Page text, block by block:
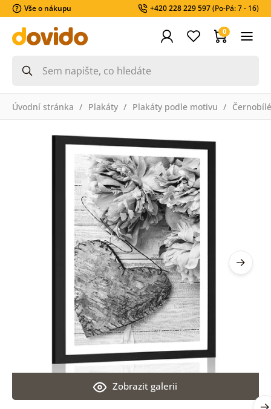
Vše o nákupu +420 228 229 597(Po-Pá: 7 - 16)
0
Úvodní stránka Plakáty Plakáty podle motivu Černobílé
Zobrazit galerii